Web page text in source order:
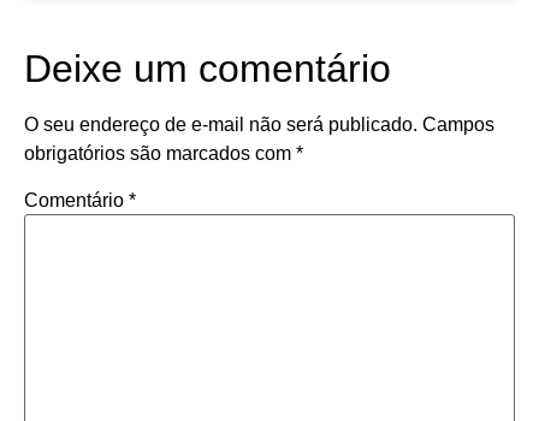
Deixe um comentário
O seu endereço de e-mail não será publicado. Campos
obrigatórios são marcados com *
Comentário *